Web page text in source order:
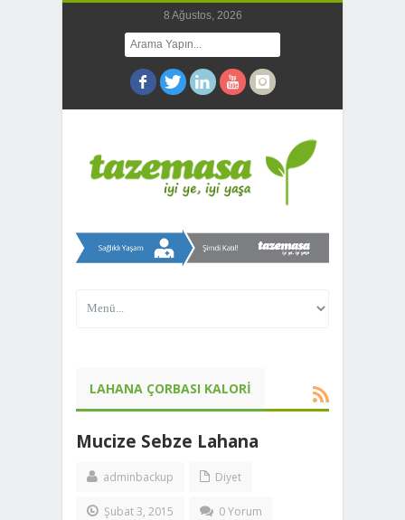
8 Ağustos, 2026
LAHANA ÇORBASI KALORI
Mucize Sebze Lahana
adminbackup Diyet
Şubat 3, 2015 0 Yorum